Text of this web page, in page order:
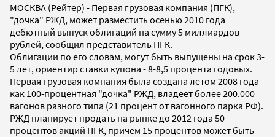
МОСКВА (Рейтер) - Первая грузовая компания (ПГК),
"дочка" РЖД, может разместить осенью 2010 года
дебютный выпуск облигаций на сумму 5 миллиардов
рублей, сообщил представитель ПГК.
Облигации по его словам, могут быть выпущены на срок 3-
5 лет, ориентир ставки купона - 8-8,5 процента годовых.
Первая грузовая компания была создана летом 2008 года
как 100-процентная "дочка" РЖД, владеет более 200.000
вагонов разного типа (21 процент от вагонного парка РФ).
РЖД планирует продать на рынке до 2012 года 50
процентов акций ПГК, причем 15 процентов может быть